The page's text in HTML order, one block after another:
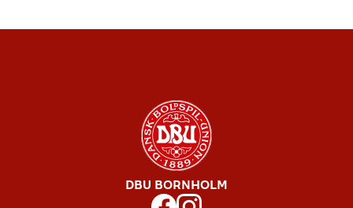
DBU BORNHOLM